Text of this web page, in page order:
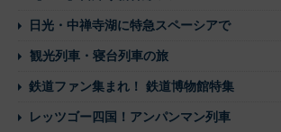
日光・中禅寺湖に特急スペーシアで
観光列車・寝台列車の旅
鉄道ファン集まれ！ 鉄道博物館特集
レッツゴー四国！アンパンマン列車